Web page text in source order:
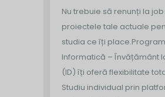
Nu trebuie să renunți la
proiectele tale actuale
studia ce îți place.
Informatică – Învățământ
(ID) îți oferă flexibilitate
Studiu individual prin